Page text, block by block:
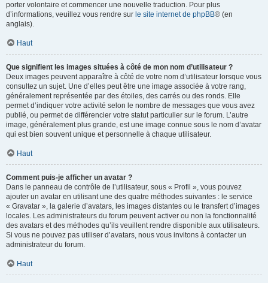
porter volontaire et commencer une nouvelle traduction. Pour plus
d’informations, veuillez vous rendre sur le site internet de phpBB® (en
anglais).
Haut
Que signifient les images situées à côté de mon nom d’utilisateur ?
Deux images peuvent apparaître à côté de votre nom d’utilisateur lorsque vous
consultez un sujet. Une d’elles peut être une image associée à votre rang,
généralement représentée par des étoiles, des carrés ou des ronds. Elle
permet d’indiquer votre activité selon le nombre de messages que vous avez
publié, ou permet de différencier votre statut particulier sur le forum. L’autre
image, généralement plus grande, est une image connue sous le nom d’avatar
qui est bien souvent unique et personnelle à chaque utilisateur.
Haut
Comment puis-je afficher un avatar ?
Dans le panneau de contrôle de l’utilisateur, sous « Profil », vous pouvez
ajouter un avatar en utilisant une des quatre méthodes suivantes : le service
« Gravatar », la galerie d’avatars, les images distantes ou le transfert d’images
locales. Les administrateurs du forum peuvent activer ou non la fonctionnalité
des avatars et des méthodes qu’ils veuillent rendre disponible aux utilisateurs.
Si vous ne pouvez pas utiliser d’avatars, nous vous invitons à contacter un
administrateur du forum.
Haut